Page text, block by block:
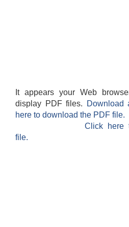
It appears your Web
display PDF files.
Download
here to download the PDF file.
Click here
file.